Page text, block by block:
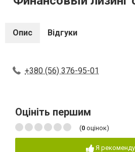
Опис Відгуки
+380 (56) 376-95-01
Оцініть першим
(0 оцінок)
Я